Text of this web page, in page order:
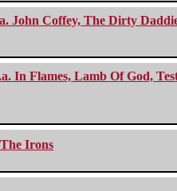
John Coffey, The Dirty
In Flames, Lamb Of God,
Irons